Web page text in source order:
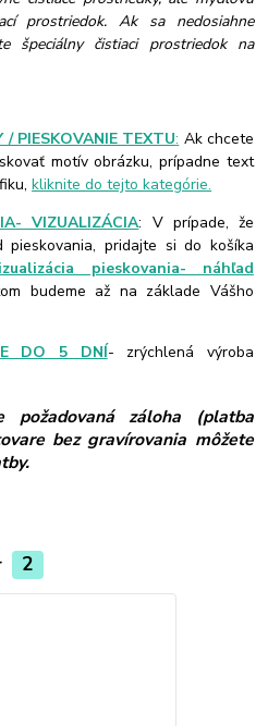
prostriedok. Ak sa nedosiahne
špeciálny čistiaci prostriedok na
/ PIESKOVANIE TEXTU: Ak chcete
motív obrázku, prípadne text
kliknite do tejto kategórie.
VIZUALIZÁCIA: V prípade, že
pieskovania, pridajte si do košíka
pieskovania- náhľad
budeme až na základe Vášho
DO 5 DNÍ- zrýchlená výroba
požadovaná záloha (platba
bez gravírovania môžete
2